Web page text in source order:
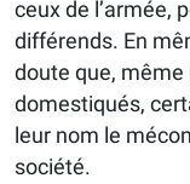
ceux de l’armée,
différends. En
doute que,
domestiqués,
leur nom le
société.